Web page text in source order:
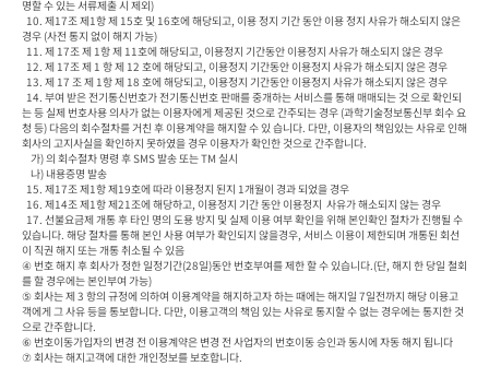
명할 수 있는 서류제출 시 제외)
경우 (사전 통지 없이 해지 가능)
는 등 실제 번호사용 의사가 없는 이용자에게 제공된 것으로 간주되는 경우 (과학기술정보통신부 회수 요
청 등) 다음의 회수절차를 거친 후 이용계약을 해지할 수 있 습니다. 다만, 이용자의 책임있는 사유로 인해
회사의 고지사실을 확인하지 못하였을 경우 이용자가 확인한 것으로 간주합니다.
  16. 제14조 제1항 제21조에 해당하고, 이용정지 기간 동안 이용정지  사유가 해소되지 않는 경우
있습니다. 해당 절차를 통해 본인 사용 여부가 확인되지 않을경우, 서비스 이용이 제한되며 개통된 회선
이 직권 해지 또는 개통 취소될 수 있음
④ 번호 해지 후 회사가 정한 일정기간(28일)동안 번호부여를 제한 할 수 있습니다.(단, 해지 한 당일 철회
를 할 경우에는 본인부여 가능)
⑤ 회사는 제 3 항의 규정에 의하여 이용계약을 해지하고자 하는 때에는 해지일 7일전까지 해당 이용고
객에게 그 사유 등을 통보합니다. 다만, 이용고객의 책임 있는 사유로 통지할 수 없는 경우에는 통지한 것
으로 간주합니다.
⑥ 번호이동가입자의 변경 전 이용계약은 변경 전 사업자의 번호이동 승인과 동시에 자동 해지 됩니다
⑦ 회사는 해지고객에 대한 개인정보를 보호합니다.